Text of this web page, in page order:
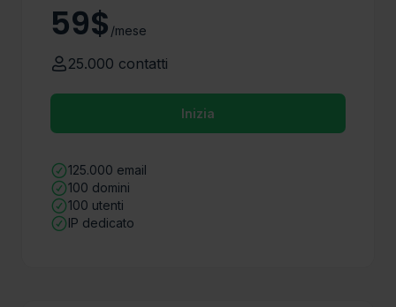
59$ /mese
25.000 contatti
Inizia
125.000 email
100 domini
100 utenti
IP dedicato